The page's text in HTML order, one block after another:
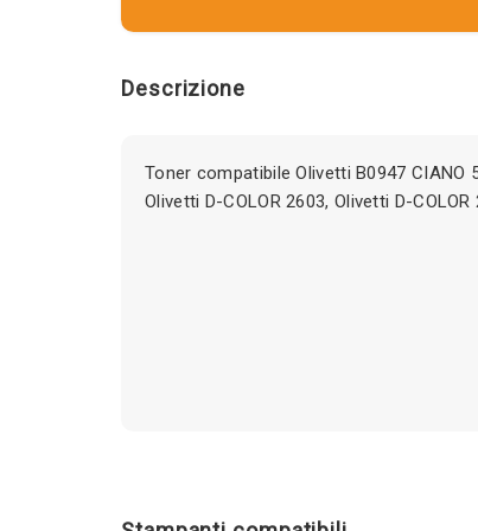
Descrizione
Toner compatibile Olivetti B0947 CIANO
Olivetti D-COLOR 2603, Olivetti D-COLOR